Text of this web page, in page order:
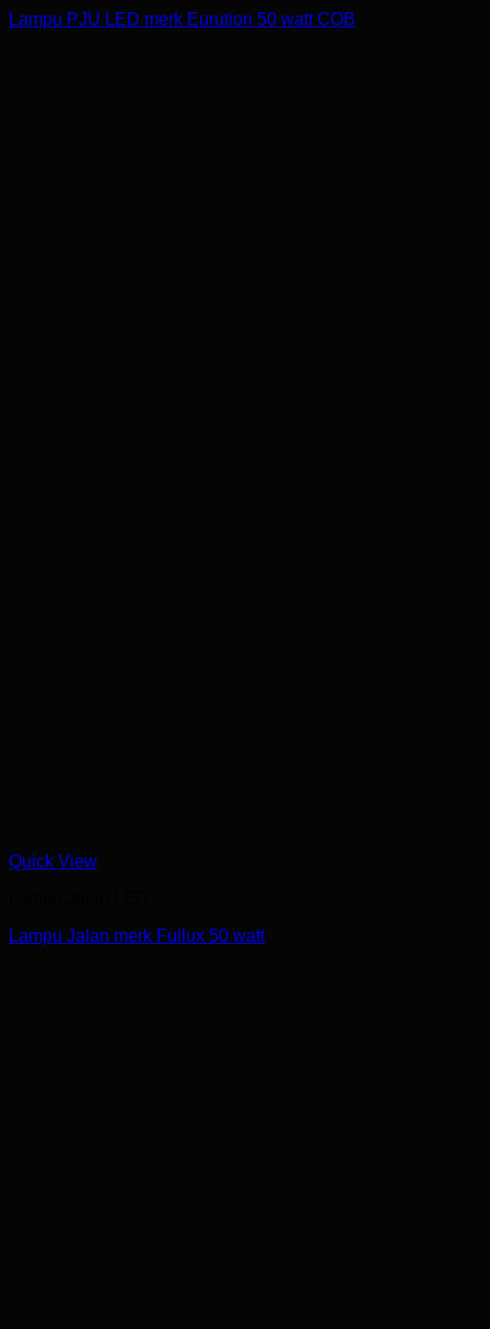
Lampu PJU LED merk Eurution 50 watt COB
Quick View
Lampu Jalan merk Fullux 50 watt